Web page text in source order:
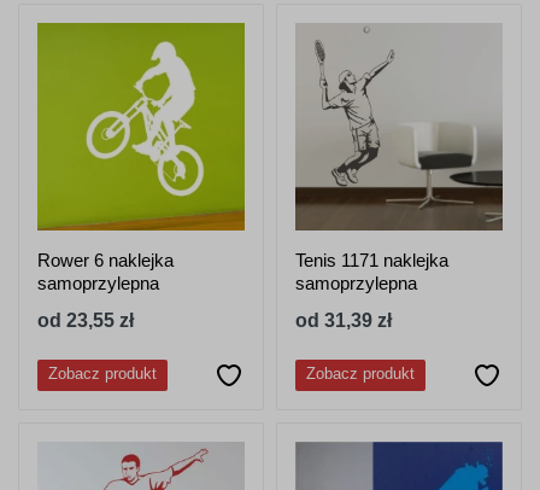
Rower 6 naklejka
samoprzylepna
od 23,55 zł
Zobacz produkt
Tenis 1171 naklejka
samoprzylepna
od 31,39 zł
Zobacz produkt